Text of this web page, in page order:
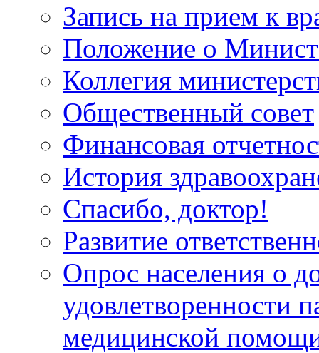
Запись на прием к
Положение о
Коллегия
Общественный совет
Финансовая
История
Спасибо, доктор!
Развитие
Опрос населения о
удовлетворенности
медицинской